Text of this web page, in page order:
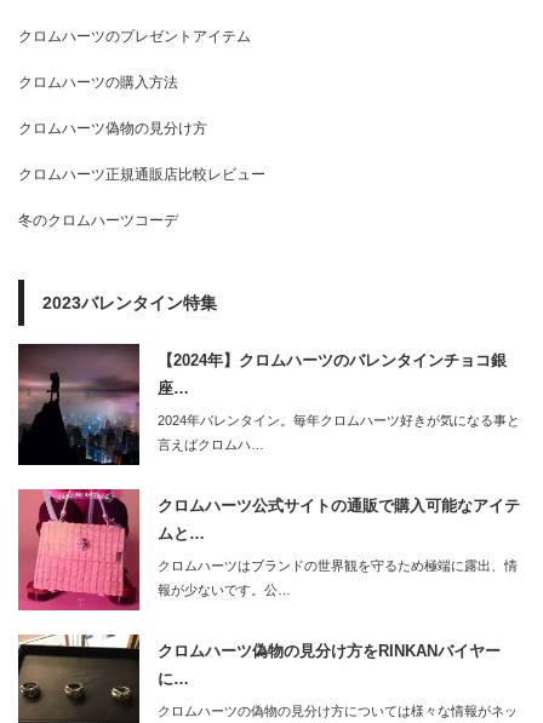
クロムハーツのプレゼントアイテム
クロムハーツの購入方法
クロムハーツ偽物の見分け方
クロムハーツ正規通販店比較レビュー
冬のクロムハーツコーデ
2023バレンタイン特集
【2024年】クロムハーツのバレンタインチョコ銀
座…
2024年バレンタイン。毎年クロムハーツ好きが気になる事と
言えばクロムハ…
クロムハーツ公式サイトの通販で購入可能なアイテ
ムと…
クロムハーツはブランドの世界観を守るため極端に露出、情
報が少ないです。公…
クロムハーツ偽物の見分け方をRINKANバイヤー
に…
クロムハーツの偽物の見分け方については様々な情報がネッ